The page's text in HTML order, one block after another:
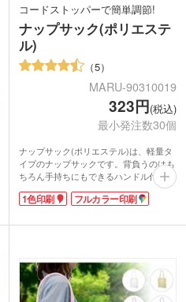
コードストッパーで簡単調節!
ナップサック(ポリエステ
ル)
5
MARU-90310019
323円(税込)
最小発注数30個
ナップサック(ポリエステル)は、軽量タ
イプのナップサックです。背負うのはも
ちろん手持ちにもできるハンドル付き。
コードストッパー付きなので、ひもの調
節もラクラクできます。大人からお子様
ポリエステル素材なので汚れも落としや
いなしです。
ベーシックなブラック・ホワイトの他、
鮮やかなレッド・ブルー・イエローの5
1色印刷 フルカラー印刷